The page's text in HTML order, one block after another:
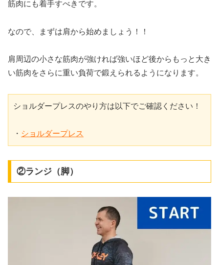
筋肉にも着手すべきです。
なので、まずは肩から始めましょう！！
肩周辺の小さな筋肉が強ければ強いほど後からもっと大き
い筋肉をさらに重い負荷で鍛えられるようになります。
ショルダープレスのやり方は以下でご確認ください！
・ ショルダープレス
②ランジ（脚）